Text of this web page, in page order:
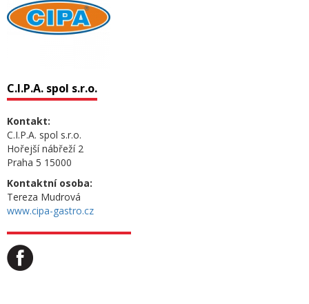
C.I.P.A. spol s.r.o.
Kontakt:
C.I.P.A. spol s.r.o.
Hořejší nábřeží 2
Praha 5 15000
Kontaktní osoba:
Tereza Mudrová
www.cipa-gastro.cz